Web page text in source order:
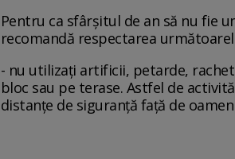
Pentru ca sfârșitul de an să nu fie
recomandă respectarea
- nu utilizaţi artificii, petarde,
bloc sau pe terase. Astfel de
distanţe de siguranţă faţă de